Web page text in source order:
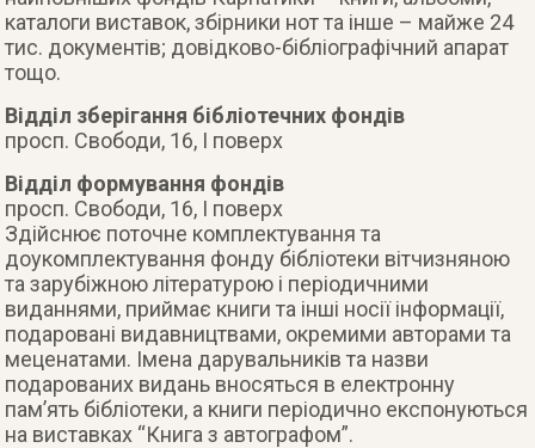
каталоги виставок, збірники нот та інше – майже 24
тис. документів; довідково-бібліографічний апарат
тощо.
Відділ зберігання бібліотечних фондів
просп. Свободи, 16, І поверх
Відділ формування фондів
просп. Свободи, 16, І поверх
Здійснює поточне комплектування та
доукомплектування фонду бібліотеки вітчизняною
та зарубіжною літературою і періодичними
виданнями, приймає книги та інші носії інформації,
подаровані видавництвами, окремими авторами та
меценатами. Імена дарувальників та назви
подарованих видань вносяться в електронну
пам’ять бібліотеки, а книги періодично експонуються
на виставках “Книга з автографом”.